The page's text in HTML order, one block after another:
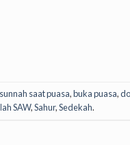
saat puasa,buka puasa,
SAW,Sahur,Sedekah.